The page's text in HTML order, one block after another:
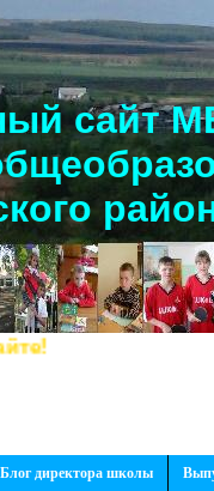
сайт
Блог директора школы